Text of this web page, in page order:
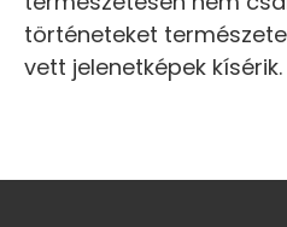
történeteket
vett jelenetképek kísérik.